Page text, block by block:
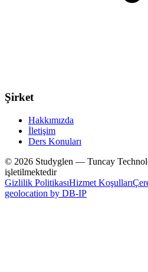
Şirket
Hakkımızda
İletişim
Ders Konuları
© 2026 Studyglen — Tuncay
işletilmektedir
Gizlilik PolitikasıHizmet Koşulları
geolocation by DB-IP